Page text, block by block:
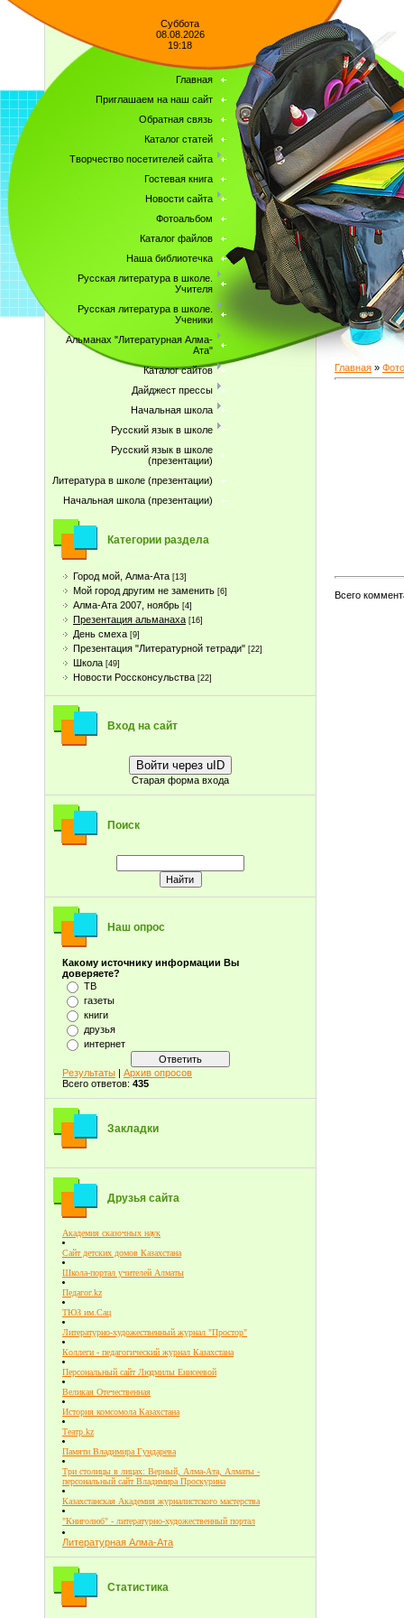
Суббота
08.08.2026
19:18
Главная
Приглашаем на наш сайт
Обратная связь
Каталог статей
Творчество посетителей сайта
Гостевая книга
Новости сайта
Фотоальбом
Каталог файлов
Наша библиотечка
Русская литература в школе.
Учителя
Русская литература в школе.
Ученики
Альманах "Литературная Алма-
Ата"
Каталог сайтов
Дайджест прессы
Начальная школа
Русский язык в школе
Русский язык в школе
(презентации)
Литература в школе (презентации)
Начальная школа (презентации)
Категории раздела
Город мой, Алма-Ата [13]
Мой город другим не заменить [6]
Алма-Ата 2007, ноябрь [4]
Презентация альманаха [16]
День смеха [9]
Презентация "Литературной тетради" [22]
Школа [49]
Новости Россконсульства [22]
Вход на сайт
Войти через uID
Старая форма входа
Поиск
Наш опрос
Какому источнику информации Вы
доверяете?
ТВ
газеты
книги
друзья
интернет
Результаты | Архив опросов
Всего ответов: 435
Закладки
Друзья сайта
Академия сказочных наук
Сайт детских домов Казахстана
Школа-портал учителей Алматы
Педагог.kz
ТЮЗ им.Сац
Литературно-художественный журнал "Простор"
Коллеги - педагогический журнал Казахстана
Персональный сайт Людмилы Енисеевой
Великая Отечественная
История комсомола Казахстана
Театр.kz
Памяти Владимира Гундарева
Три столицы в лицах: Верный, Алма-Ата, Алматы -
персональный сайт Владимира Проскурина
Казахстанская Академия журналистского мастерства
"Книголюб" - литературно-художественный портал
Литературная Алма-Ата
Статистика
Главная »
Всего